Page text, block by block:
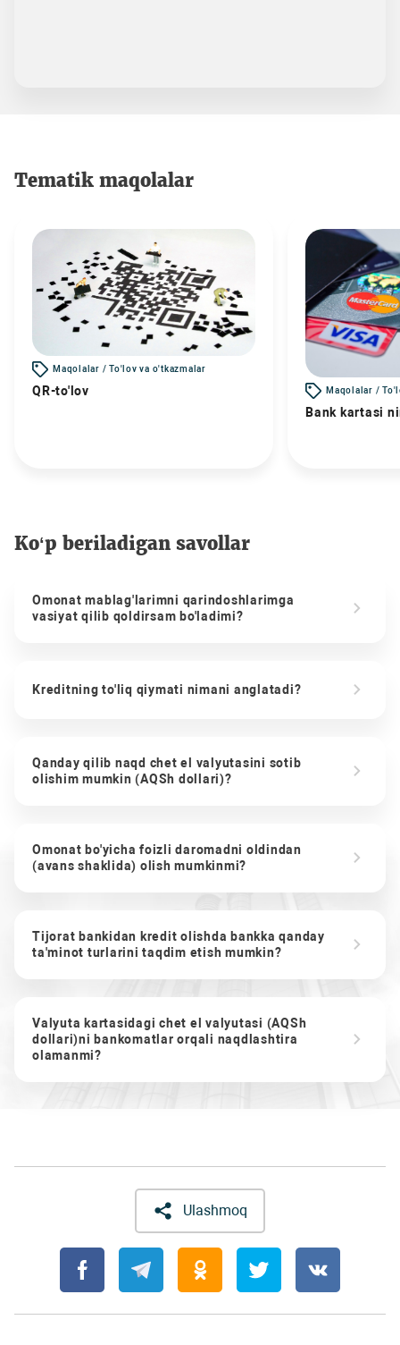
Tematik maqolalar
Maqolalar / To'lov va o'tkazmalar
QR-to'lov Maqolalar /
Bank kartasi
Ko‘p beriladigan savollar
Omonat mablag'larimni qarindoshlarimga
vasiyat qilib qoldirsam bo'ladimi?
Kreditning to'liq qiymati nimani anglatadi?
Qanday qilib naqd chet el valyutasini sotib
olishim mumkin (AQSh dollari)?
Omonat bo'yicha foizli daromadni oldindan
(avans shaklida) olish mumkinmi?
Tijorat bankidan kredit olishda bankka qanday
ta'minot turlarini taqdim etish mumkin?
Valyuta kartasidagi chet el valyutasi (AQSh
dollari)ni bankomatlar orqali naqdlashtira
olamanmi?
Ulashmoq